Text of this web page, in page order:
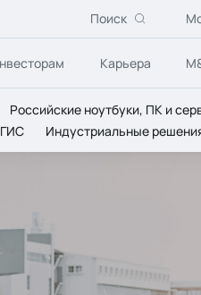
Поиск
Карьера
Российские ноутбуки, ПК и
Индустриальные